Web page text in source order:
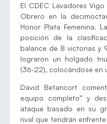
El CDEC Lavadores
Obrero en la
Honor Plata Femenina.
posición de la
balance de 8 victorias y
lograron un holgado
(36-22), colocándose en
David Betancort
equipo completo” y
ataque basado en su
rival que tendrán